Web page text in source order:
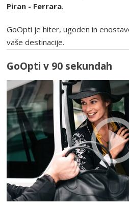
Piran - Ferrara.
GoOpti je hiter, ugoden in
vaše destinacije.
GoOpti v 90 sekundah